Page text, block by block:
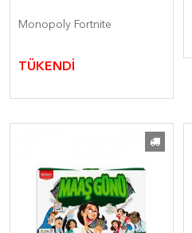
Monopoly Fortnite
TÜKENDİ